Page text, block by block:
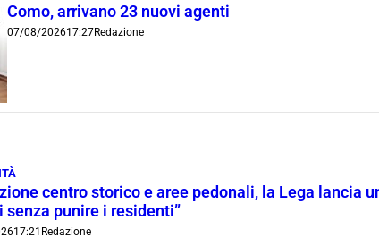
Como, arrivano 23 nuovi agenti
07/08/202617:27Redazione
centro storico e aree pedonali, la Lega lancia
senza punire i residenti”
17:21 Redazione